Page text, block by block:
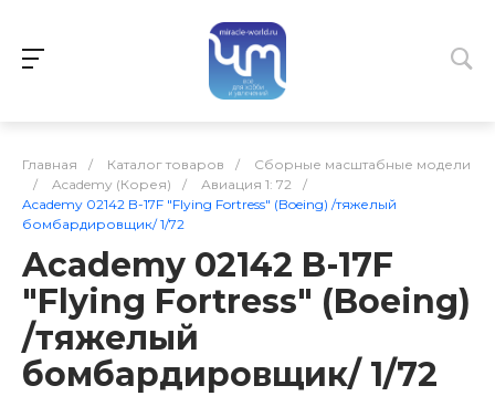
Главная / Каталог товаров /
Сборные масштабные модели
/
Academy (Корея) / Авиация 1: 72
/
Academy 02142 B-17F "Flying Fortress" (Boeing) /тяжелый
бомбардировщик/ 1/72
Academy 02142 B-17F
"Flying Fortress" (Boeing)
/тяжелый
бомбардировщик/ 1/72